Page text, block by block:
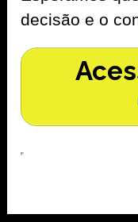
decisão e o